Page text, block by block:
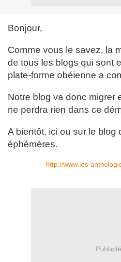
Bonjour,
Comme vous le savez, la
de tous les blogs qui sont
plate-forme obéienne a
Notre blog va donc migrer
ne perdra rien dans ce
A bientôt, ici ou sur le blog
éphémères.
http://www.les-
Publicité